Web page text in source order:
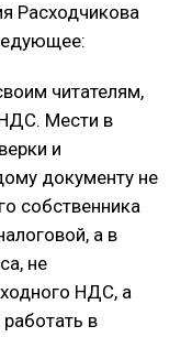
Расходчикова
читателям,
Мести в
и
документу не
собственника
а в
не
НДС, а
в